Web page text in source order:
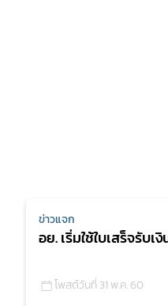
ข่าวแจก
อย. เริ่มใช้ใบเสร็จรับ
โพสต์วันที่ 31 พ.ค. 60